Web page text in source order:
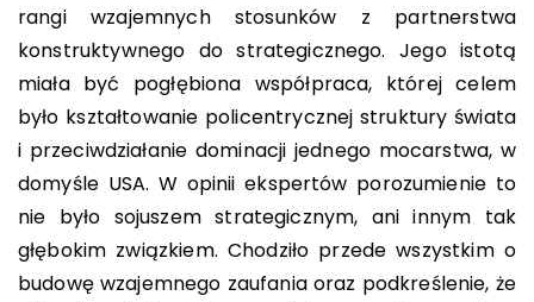
rangi wzajemnych stosunków z partnerstwa
konstruktywnego do strategicznego. Jego istotą
miała być pogłębiona współpraca, której celem
było kształtowanie policentrycznej struktury świata
i przeciwdziałanie dominacji jednego mocarstwa, w
domyśle USA. W opinii ekspertów porozumienie to
nie było sojuszem strategicznym, ani innym tak
głębokim związkiem. Chodziło przede wszystkim o
budowę wzajemnego zaufania oraz podkreślenie, że